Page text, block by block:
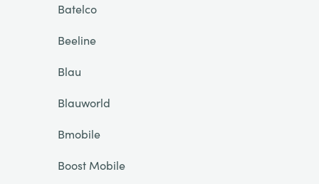
Batelco
Beeline
Blau
Blauworld
Bmobile
Boost Mobile